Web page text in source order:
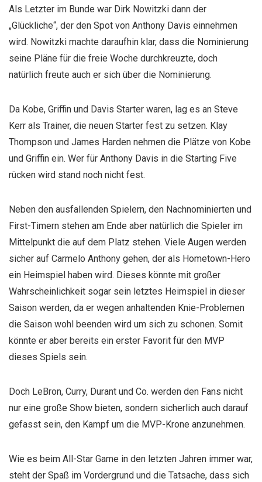
Als Letzter im Bunde war Dirk Nowitzki dann der
„Glückliche“, der den Spot von Anthony Davis einnehmen
wird. Nowitzki machte daraufhin klar, dass die Nominierung
seine Pläne für die freie Woche durchkreuzte, doch
natürlich freute auch er sich über die Nominierung.
Da Kobe, Griffin und Davis Starter waren, lag es an Steve
Kerr als Trainer, die neuen Starter fest zu setzen. Klay
Thompson und James Harden nehmen die Plätze von Kobe
und Griffin ein. Wer für Anthony Davis in die Starting Five
rücken wird stand noch nicht fest.
Neben den ausfallenden Spielern, den Nachnominierten und
First-Timern stehen am Ende aber natürlich die Spieler im
Mittelpunkt die auf dem Platz stehen. Viele Augen werden
sicher auf Carmelo Anthony gehen, der als Hometown-Hero
ein Heimspiel haben wird. Dieses könnte mit großer
Wahrscheinlichkeit sogar sein letztes Heimspiel in dieser
Saison werden, da er wegen anhaltenden Knie-Problemen
die Saison wohl beenden wird um sich zu schonen. Somit
könnte er aber bereits ein erster Favorit für den MVP
dieses Spiels sein.
Doch LeBron, Curry, Durant und Co. werden den Fans nicht
nur eine große Show bieten, sondern sicherlich auch darauf
gefasst sein, den Kampf um die MVP-Krone anzunehmen.
Wie es beim All-Star Game in den letzten Jahren immer war,
steht der Spaß im Vordergrund und die Tatsache, dass sich